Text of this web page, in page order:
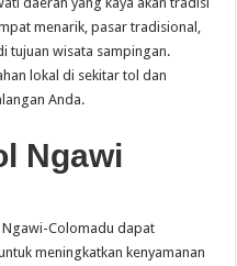
menarik, pasar tradisional,
tujuan wisata sampingan.
lokal di sekitar tol dan
Anda.
Ngawi
Colomadu dapat
meningkatkan kenyamanan